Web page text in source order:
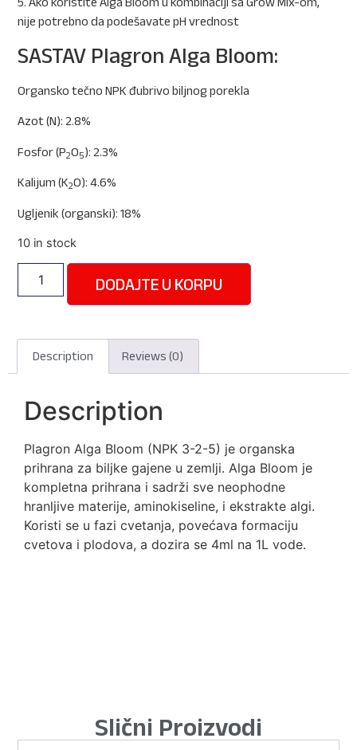
nije potrebno da podešavate pH vrednost
SASTAV Plagron Alga Bloom:
Organsko tečno NPK đubrivo biljnog porekla
Azot (N): 2.8%
Fosfor (P2O5): 2.3%
Kalijum (K2O): 4.6%
Ugljenik (organski): 18%
10 in stock
DODAJTE U KORPU
Description Reviews (0)
Description
Plagron Alga Bloom (NPK 3-2-5) je organska
prihrana za biljke gajene u zemlji. Alga Bloom je
kompletna prihrana i sadrži sve neophodne
hranljive materije, aminokiseline, i ekstrakte algi.
Koristi se u fazi cvetanja, povećava formaciju
cvetova i plodova, a dozira se 4ml na 1L vode.
Slični Proizvodi